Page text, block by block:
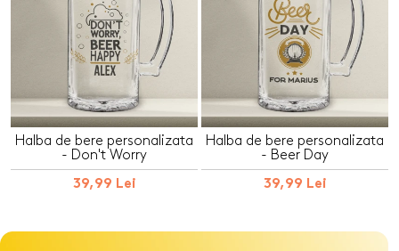
Halba de bere personalizata
- Don't Worry
39,99 Lei
Halba de bere personalizata
- Beer Day
39,99 Lei